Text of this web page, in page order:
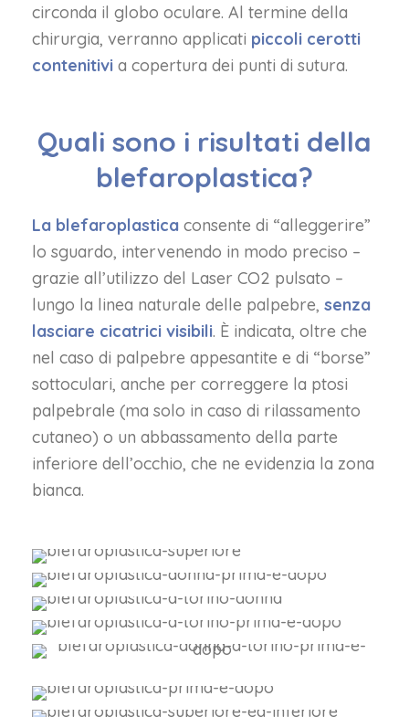
circonda il globo oculare. Al termine della
chirurgia, verranno applicati piccoli cerotti
contenitivi a copertura dei punti di sutura.
Quali sono i risultati della
blefaroplastica?
La blefaroplastica consente di “alleggerire”
lo sguardo, intervenendo in modo preciso –
grazie all’utilizzo del Laser CO2 pulsato –
lungo la linea naturale delle palpebre, senza
lasciare cicatrici visibili. È indicata, oltre che
nel caso di palpebre appesantite e di “borse”
sottoculari, anche per correggere la ptosi
palpebrale (ma solo in caso di rilassamento
cutaneo) o un abbassamento della parte
inferiore dell’occhio, che ne evidenzia la zona
bianca.